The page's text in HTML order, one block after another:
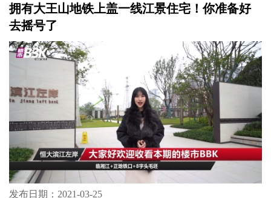
发布日期：2021-09-03
楼市BBK第28期：有地铁、有商业、有医院、
有学校！星沙需求品质项目，所以松雅院来